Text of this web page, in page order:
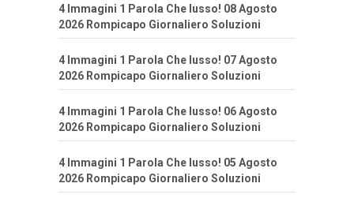
4 Immagini 1 Parola Che lusso! 08 Agosto
2026 Rompicapo Giornaliero Soluzioni
4 Immagini 1 Parola Che lusso! 07 Agosto
2026 Rompicapo Giornaliero Soluzioni
4 Immagini 1 Parola Che lusso! 06 Agosto
2026 Rompicapo Giornaliero Soluzioni
4 Immagini 1 Parola Che lusso! 05 Agosto
2026 Rompicapo Giornaliero Soluzioni